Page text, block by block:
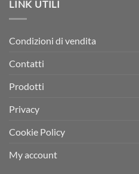
LINK UTILI
Condizioni di vendita
Contatti
Prodotti
Privacy
Cookie Policy
My account